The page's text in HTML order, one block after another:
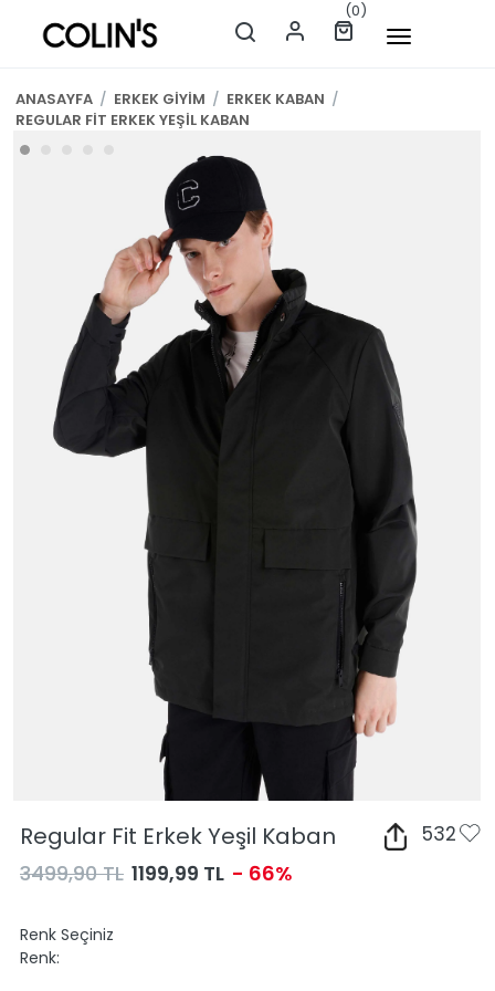
(0)
ANASAYFA / ERKEK GİYİM / ERKEK KABAN /
REGULAR FİT ERKEK YEŞİL KABAN
Regular Fit Erkek Yeşil Kaban 532
3499,90 TL 1199,99 TL - 66%
Renk Seçiniz
Renk: